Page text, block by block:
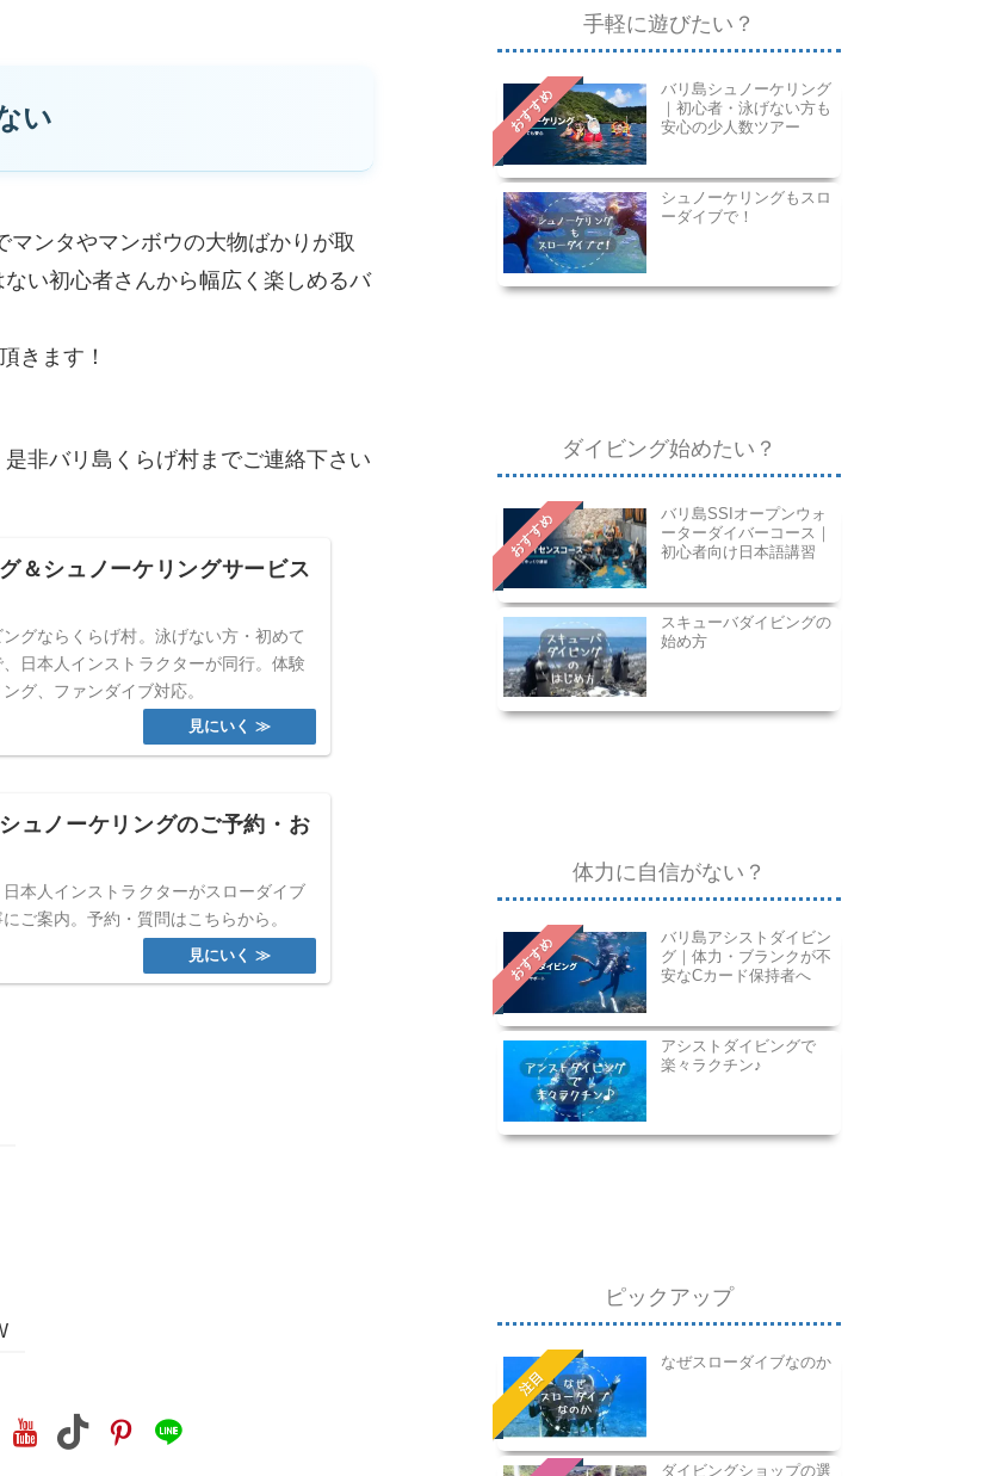
い
ンタやマンボウの大物ばかりが取
い初心者さんから幅広く楽しめるバ
きます！
非バリ島くらげ村までご連絡下さい
＆シュノーケリングサービス
グならくらげ村。泳げない方・初めて
日本人インストラクターが同行。体験
グ、ファンダイブ対応。
ュノーケリングのご予約・お
本人インストラクターがスローダイブ
ご案内。予約・質問はこちらから。
手軽に遊びたい？
おすすめ
バリ島シュノーケリング
｜初心者・泳げない方も
安心の少人数ツアー
シュノーケリングもスロ
ーダイブで！
ダイビング始めたい？
おすすめ
バリ島SSIオープンウォ
ーターダイバーコース｜
初心者向け日本語講習
スキューバダイビングの
始め方
体力に自信がない？
おすすめ
バリ島アシストダイビン
グ｜体力・ブランクが不
安なCカード保持者へ
アシストダイビングで
楽々ラクチン♪
ピックアップ
注目
なぜスローダイブなのか
ダイビングショップの選